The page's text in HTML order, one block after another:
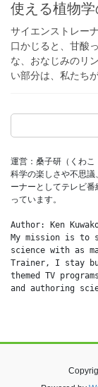
使える植物学
サイエンストレー
口かじると、甘酸
な、おなじみのリ
い部分は、私たち
運営：桑子研（くわこ
科学の楽しさや不思
ーナーとしてテレビ
っています。
Author: Ken
My mission is to
science with as
Trainer, I stay
themed TV
and authoring